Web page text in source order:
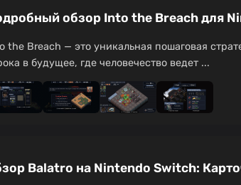
обзор Into the Breach для
the Breach — это уникальная пошаговая
в будущее, где человечество ведет ...
Balatro на Nintendo Switch: